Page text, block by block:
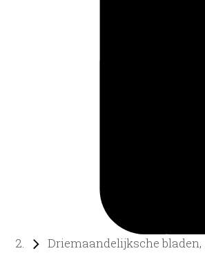
Driemaandelijksche bladen, ...